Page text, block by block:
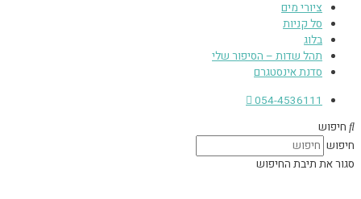
ציורי מים
סל קניות
בלוג
תהל שדות – הסיפור שלי
סדנת אינסטגרם
054-4536111
חיפוש
חיפוש
סגור את תיבת החיפוש